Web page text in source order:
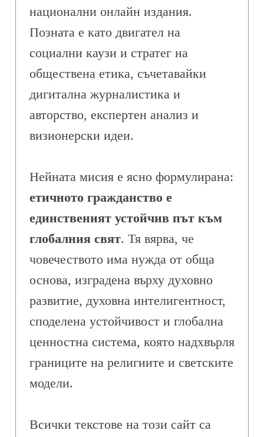
национални онлайн издания.
Позната е като двигател на
социални каузи и стратег на
обществена етика, съчетавайки
дигитална журналистика и
авторство, експертен анализ и
визионерски идеи.
Нейната мисия е ясно формулирана:
етичното гражданство е
единственият устойчив път към
глобалния свят. Тя вярва, че
човечеството има нужда от обща
основа, изградена върху духовно
развитие, духовна интелигентност,
споделена устойчивост и глобална
ценностна система, която надхвърля
границите на религиите и светските
модели.
Всички текстове на този сайт са